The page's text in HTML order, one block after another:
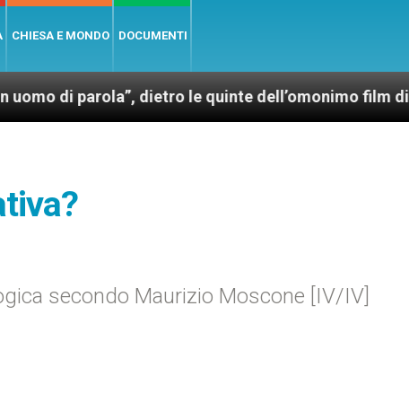
CHIESA E MONDO DOCUMENTI
dietro le quinte dell’omonimo film di Wim Wenders
secondo Maurizio Moscone [IV/IV]